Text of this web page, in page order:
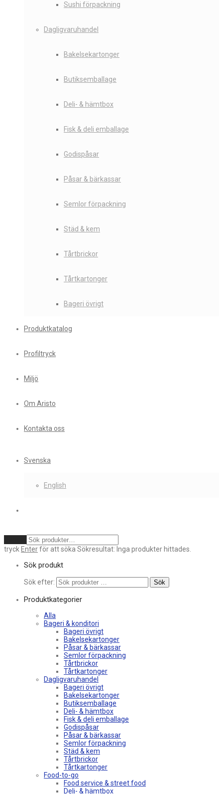
Sushi förpackning
Dagligvaruhandel
Bakelsekartonger
Butiksemballage
Deli- & hämtbox
Fisk & deli emballage
Godispåsar
Påsar & bärkassar
Semlor förpackning
Städ & kem
Tårtbrickor
Tårtkartonger
Bageri övrigt
Produktkatalog
Profiltryck
Miljö
Om Aristo
Kontakta oss
Svenska
English
tryck Enterför att söka Sökresultat: Inga produkter hittades.
Sök produkt
Sök efter: Sök
Produktkategorier
Alla
Bageri & konditori
Bageri övrigt
Bakelsekartonger
Påsar & bärkassar
Semlor förpackning
Tårtbrickor
Tårtkartonger
Dagligvaruhandel
Bageri övrigt
Bakelsekartonger
Butiksemballage
Deli- & hämtbox
Fisk & deli emballage
Godispåsar
Påsar & bärkassar
Semlor förpackning
Städ & kem
Tårtbrickor
Tårtkartonger
Food-to-go
Food service & street food
Deli- & hämtbox